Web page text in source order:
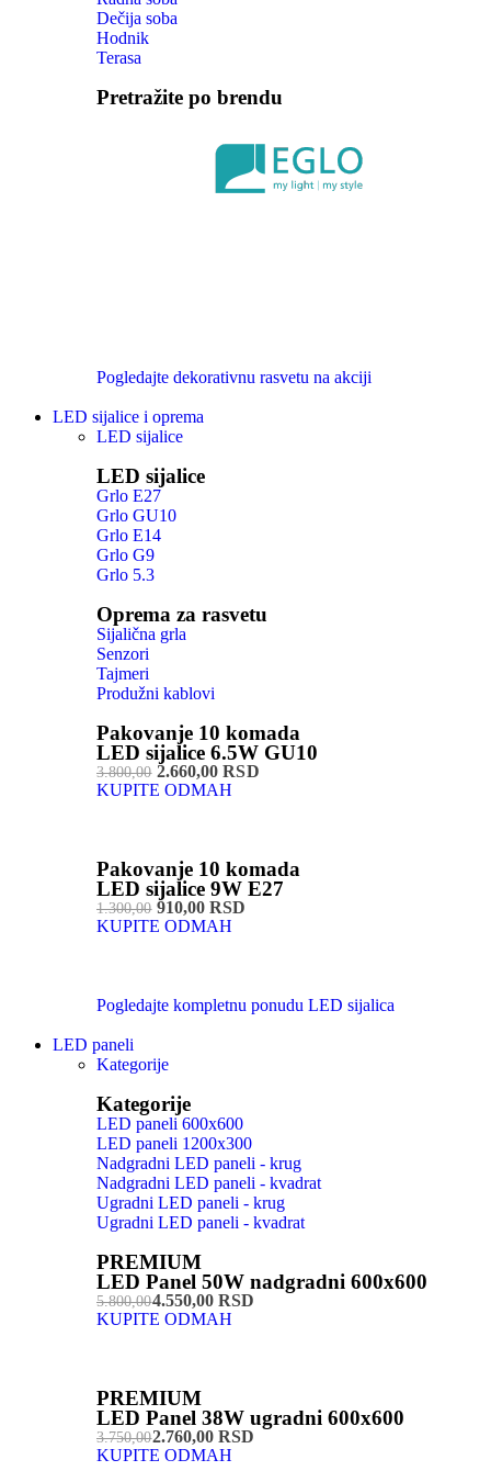
Dečija soba
Hodnik
Terasa
Pretražite po brendu
Pogledajte dekorativnu rasvetu na akciji
LED sijalice i oprema
LED sijalice
LED sijalice
Grlo E27
Grlo GU10
Grlo E14
Grlo G9
Grlo 5.3
Oprema za rasvetu
Sijalična grla
Senzori
Tajmeri
Produžni kablovi
Pakovanje 10 komada
LED sijalice 6.5W GU10
3.800,002.660,00 RSD
KUPITE ODMAH
Pakovanje 10 komada
LED sijalice 9W E27
1.300,00910,00 RSD
KUPITE ODMAH
Pogledajte kompletnu ponudu LED sijalica
LED paneli
Kategorije
Kategorije
LED paneli 600x600
LED paneli 1200x300
Nadgradni LED paneli - krug
Nadgradni LED paneli - kvadrat
Ugradni LED paneli - krug
Ugradni LED paneli - kvadrat
PREMIUM
LED Panel 50W nadgradni 600x600
5.800,004.550,00 RSD
KUPITE ODMAH
PREMIUM
LED Panel 38W ugradni 600x600
3.750,002.760,00 RSD
KUPITE ODMAH